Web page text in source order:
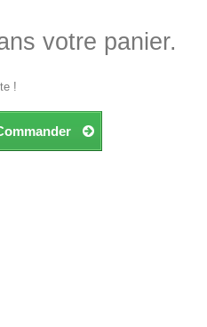
votre panier.
!